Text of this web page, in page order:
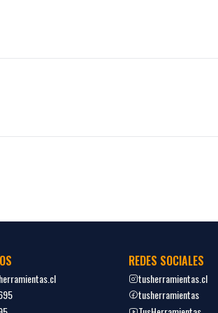
REDES SOCIALES
tusherramientas.cl
tusherramientas